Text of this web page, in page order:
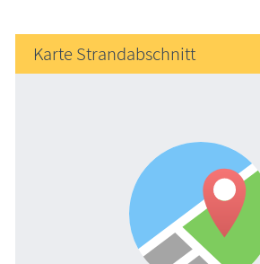
Karte Strandabschnitt